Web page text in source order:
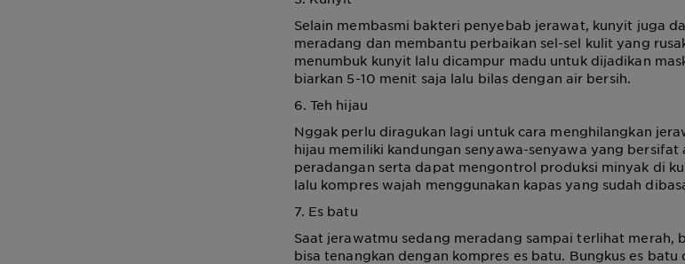
Selain membasmi bakteri penyebab jerawat, kunyit juga
meradang dan membantu perbaikan sel-sel kulit yang
menumbuk kunyit lalu dicampur madu untuk dijadikan
biarkan 5-10 menit saja lalu bilas dengan air bersih.
6. Teh hijau
Nggak perlu diragukan lagi untuk cara menghilangkan
hijau memiliki kandungan senyawa-senyawa yang
peradangan serta dapat mengontrol produksi minyak di
lalu kompres wajah menggunakan kapas yang sudah
7. Es batu
Saat jerawatmu sedang meradang sampai terlihat merah,
bisa tenangkan dengan kompres es batu. Bungkus es